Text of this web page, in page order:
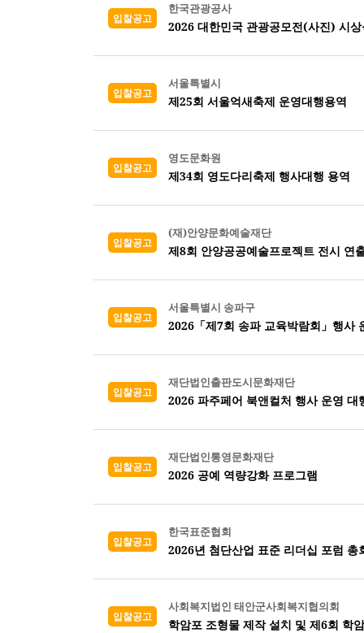
입찰공고
한국관광공사
2026 대한민국 관광공모전(사진) 시
입찰공고
서울특별시
제25회 서울억새축제 운영대행용역
입찰공고
영도문화원
제34회 영도다리축제 행사대행 용역
입찰공고
(재)안양문화예술재단
제8회 안양공공예술프로젝트 전시 연
입찰공고
서울특별시 송파구
2026「제7회 송파 교육박람회」행사
입찰공고
재단법인출판도시문화재단
2026 파주페어 북앤컬처 행사 운영 대
입찰공고
재단법인통영문화재단
2026 공예 역량강화 프로그램
입찰공고
한국표준협회
2026년 첨단산업 표준 리더십 포럼 총
입찰공고
사회복지법인 태안군사회복지협의회
학암포 조형물 제작 설치 및 제6회 학